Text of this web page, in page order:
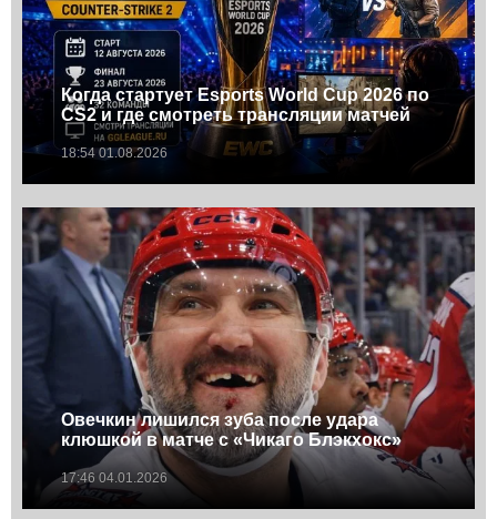
Когда стартует Esports World Cup 2026 по
CS2 и где смотреть трансляции матчей
18:54 01.08.2026
Овечкин лишился зуба после удара
клюшкой в матче с «Чикаго Блэкхокс»
17:46 04.01.2026